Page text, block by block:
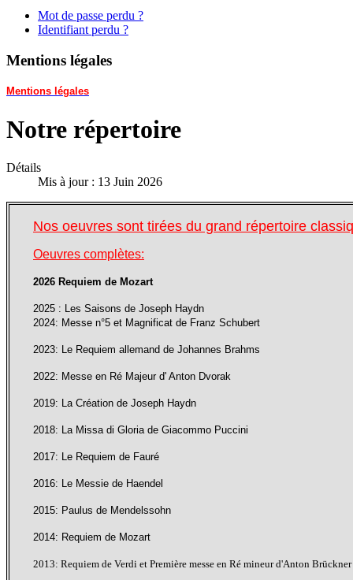
Mot de passe perdu ?
Identifiant perdu ?
Mentions légales
Mentions légales
Notre répertoire
Détails
Mis à jour : 13 Juin 2026
Nos oeuvres sont tirées du grand répertoire
Oeuvres complètes:
2026 Requiem de Mozart
2025 : Les Saisons de Joseph Haydn
2024: Messe n°5 et Magnificat de Franz Schubert
2023: Le Requiem allemand de Johannes Brahms
2022: Messe en Ré Majeur d' Anton Dvorak
2019: La Création de Joseph Haydn
2018: La Missa di Gloria de Giacommo Puccini
2017: Le Requiem de Fauré
2016: Le Messie de Haendel
2015: Paulus de Mendelssohn
2014: Requiem de Mozart
2013: Requiem de Verdi et Première messe en Ré mineur d'Anton Brückner